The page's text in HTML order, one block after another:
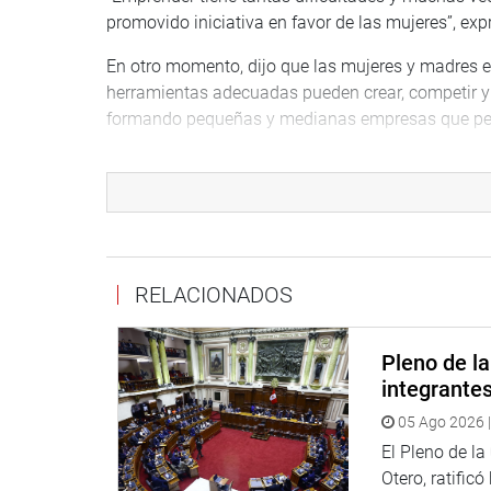
promovido iniciativa en favor de las mujeres”,
En otro momento, dijo que las mujeres y madres
herramientas adecuadas pueden crear, competir
formando pequeñas y medianas empresas que
digitalización de procesos, para que las mujeres
pequeña empresa.
“A todas ustedes emprendedoras las felicito una
sea un espacio, de inspiración, de intercambio,
futuro de emprendimiento y de creatividad
transformación del Perú”, afirmó.
Por su parte, la representante de la Asociación
Rodríguez, agradeció al tercer vicepresidente
a las mujeres emprendedoras.
Recordó que su proyecto se inició hace 20 años
RELACIONADOS
Pleno de
05 Ago 2026
El Pleno de
Otero, ratificó